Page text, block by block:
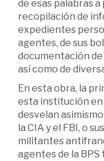
de esas palabras
recopilación de
expedientes
agentes, de sus
documentación
así como de
En esta obra, la
esta institución en
desvelan
la CIA y el FBI, o
militan­tes
agentes de la